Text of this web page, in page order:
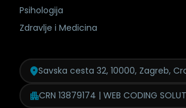
Psihologija
Zdravlje i Medicina
Savska cesta 32, 10000, Zagreb,
CRN 13879174 | WEB CODING